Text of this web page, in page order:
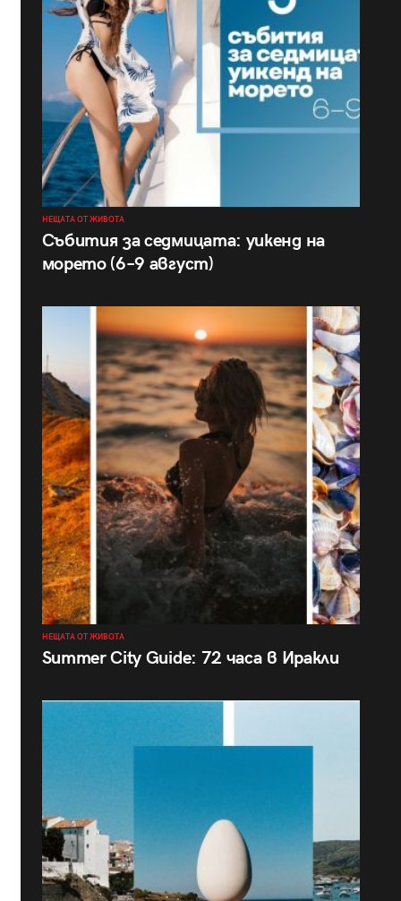
НЕЩАТА ОТ ЖИВОТА
Събития за седмицата: уикенд на
морето (6–9 август)
НЕЩАТА ОТ ЖИВОТА
Summer City Guide: 72 часа в Иракли